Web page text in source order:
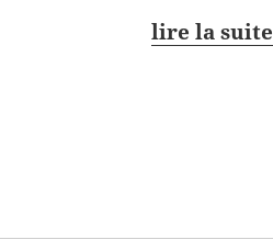
lire la suite